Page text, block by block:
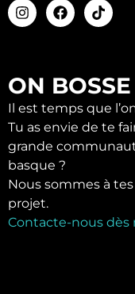
ON
Il est temps que
Tu as envie de te
grande
basque ?
Nous sommes à
projet.
Contacte-nous dès